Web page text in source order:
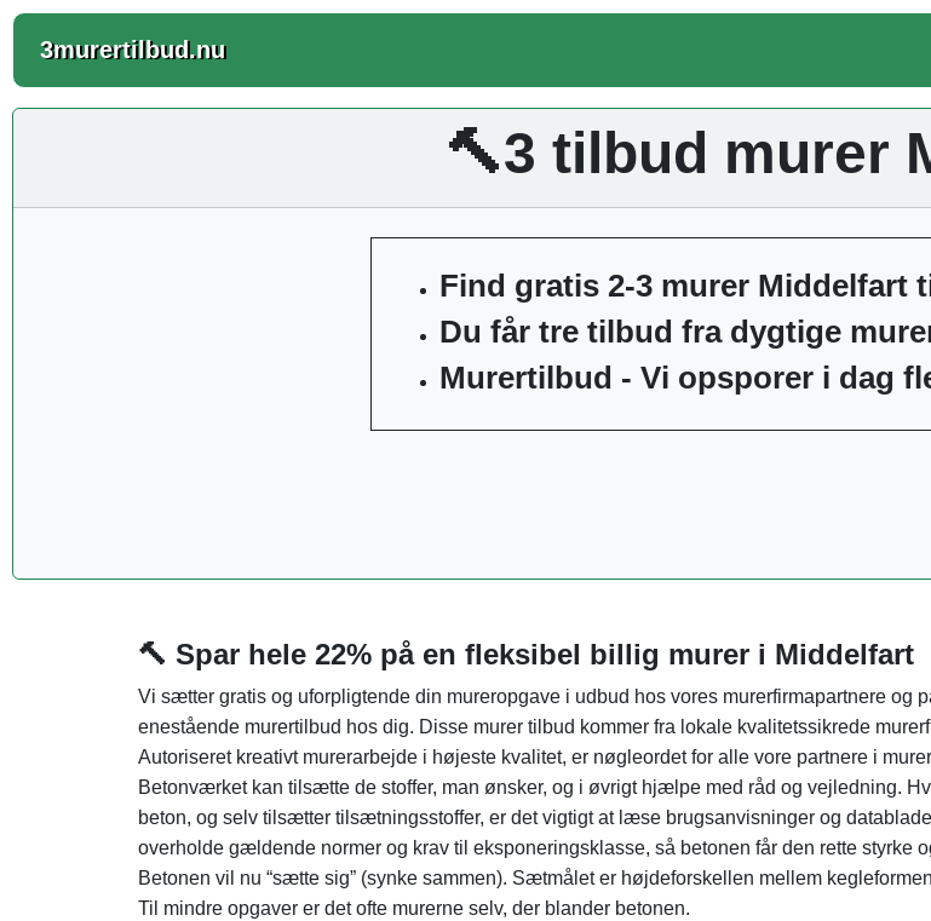
3murertilbud.nu
🔨3 tilbud murer
Find gratis 2-3 murer Middelfart
Du får tre tilbud fra dygtige
Murertilbud - Vi opsporer i dag
🔨 Spar hele 22% på en fleksibel billig murer i Middelfart
Vi sætter gratis og uforpligtende din mureropgave i udbud hos vores murerfirmapartnere og
enestående murertilbud hos dig. Disse murer tilbud kommer fra lokale kvalitetssikrede
Autoriseret kreativt murerarbejde i højeste kvalitet, er nøgleordet for alle vore partnere i
Betonværket kan tilsætte de stoffer, man ønsker, og i øvrigt hjælpe med råd og vejledning.
beton, og selv tilsætter tilsætningsstoffer, er det vigtigt at læse brugsanvisninger og
overholde gældende normer og krav til eksponeringsklasse, så betonen får den rette styrke
Betonen vil nu “sætte sig” (synke sammen). Sætmålet er højdeforskellen mellem
Til mindre opgaver er det ofte murerne selv, der blander betonen.